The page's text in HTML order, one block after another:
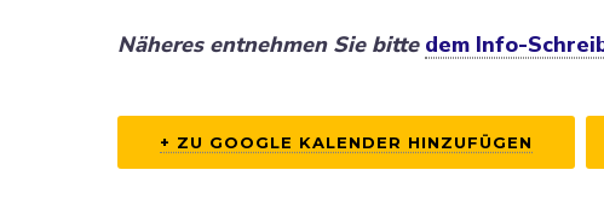
Näheres entnehmen Sie bitte dem Info-
+ ZU GOOGLE KALENDER HINZU­FÜGEN